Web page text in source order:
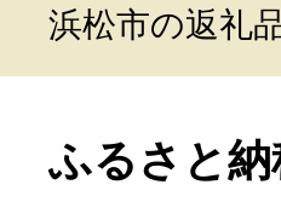
浜松市の返礼
ふるさと